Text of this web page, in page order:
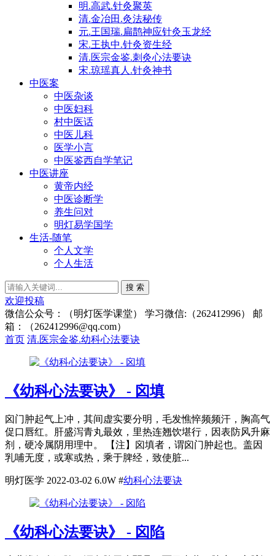
明.高武.针灸聚英
清.金冶田.灸法秘传
元.王国瑞.扁鹊神应针灸玉龙经
宋.王执中.针灸资生经
清.医宗金鉴.刺灸心法要诀
宋.琼瑶真人.针灸神书
中医案
中医杂谈
中医妇科
村中医话
中医儿科
医学小言
中医鉴西自学笔记
中医讲座
黄帝内经
中医诊断学
养生问对
明灯易学国学
生活-随笔
个人文学
个人生活
搜 索
欢迎投稿
微信公众号：（明灯医学课堂） 学习微信:（262412996） 邮
箱：（262412996@qq.com）
首页 清.医宗金鉴.幼科心法要诀
《幼科心法要诀》 - 囟填
囟门肿起气上冲，其间虚实要分明，毛发憔悴频频汗，胸高气
促口唇红。肝盛泻青丸最效，里热连翘饮堪行，因表防风升麻
剂，硬冷属阴用理中。 【注】囟填者，谓囟门肿起也。盖因
乳哺无度，或寒或热，乘于脾经，致使脏...
明灯医学 2022-03-02 6.0W #幼科心法要诀
《幼科心法要诀》 - 囟陷